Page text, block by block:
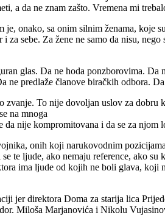
a da ne znam zašto. Vremena mi
onako, sa onim silnim ženama, koje
za sebe. Za žene ne samo da nisu,
glas. Da ne hoda ponzborovima.
predlaže članove biračkih odbora.
To nije dovoljan uslov za
na mnoga
nije kompromitovana i da se za njom
onih koji narukovodnim
te ljude, ako nemaju reference, ako
ima ljude od kojih ne boli glava,
jer direktora Doma za starija lica
Miloša Marjanovića i Nikolu